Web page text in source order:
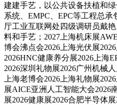
建建手艺，以公共设备扶植和
系统、EMPC、EPC等工程总
厅工业互联网处四级调研员戴
料和手艺；2027上海机床展
博会沸点会2026上海光伏展
2026HNC健康养分展2026上海
2026深圳礼物展2026广州机械
上海老博会2026上海礼物展
展AICE亚洲人工智能大会2026
展2026健康展2026合肥半导体